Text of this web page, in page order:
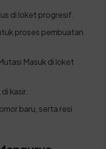
di loket progresif.
proses pembuatan
Masuk di loket
kasir.
baru, serta resi